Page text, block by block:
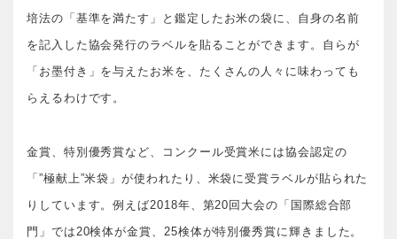
培法の「基準を満たす」と鑑定したお米の袋に、自身の名前
を記入した協会発行のラベルを貼ることができます。自らが
「お墨付き」を与えたお米を、たくさんの人々に味わっても
らえるわけです。
金賞、特別優秀賞など、コンクール受賞米には協会認定の
「”極献上”米袋」が使われたり、米袋に受賞ラベルが貼られた
りしています。例えば2018年、第20回大会の「国際総合部
門」では20検体が金賞、25検体が特別優秀賞に輝きました。